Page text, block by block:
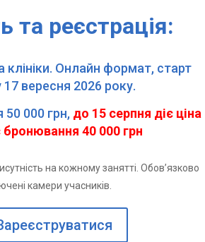
та реєстрація:
клініки. Онлайн формат, старт
17 вересня 2026 року.
50 000 грн, до 15 серпня діє ціна
бронювання 40 000 грн
на кожному занятті. Обов’язково
камери учасників.